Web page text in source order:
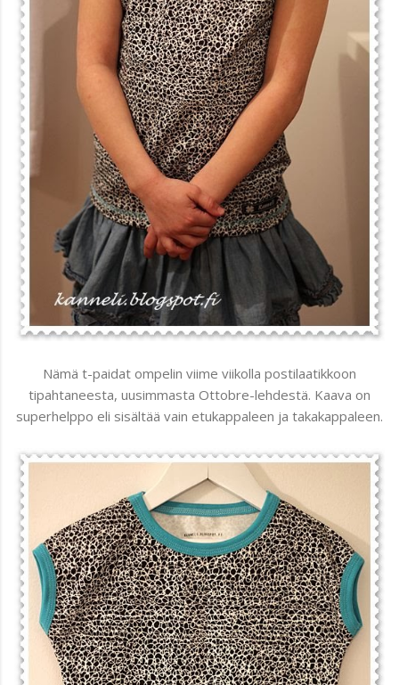
Nämä t-paidat ompelin viime viikolla postilaatikkoon
tipahtaneesta, uusimmasta Ottobre-lehdestä. Kaava on
superhelppo eli sisältää vain etukappaleen ja takakappaleen.